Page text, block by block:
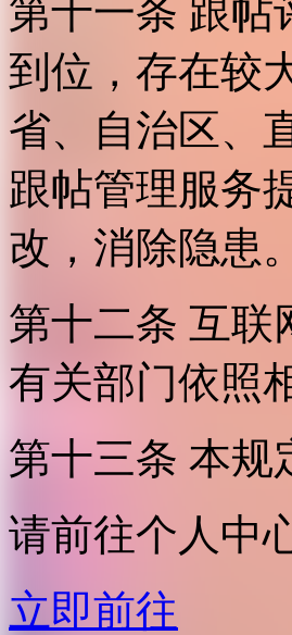
第十一条 跟帖
到位，存在较
省、自治区、
跟帖管理服务
改，消除隐患。
第十二条 互联
有关部门依照
第十三条 本规
请前往个人中
立即前往